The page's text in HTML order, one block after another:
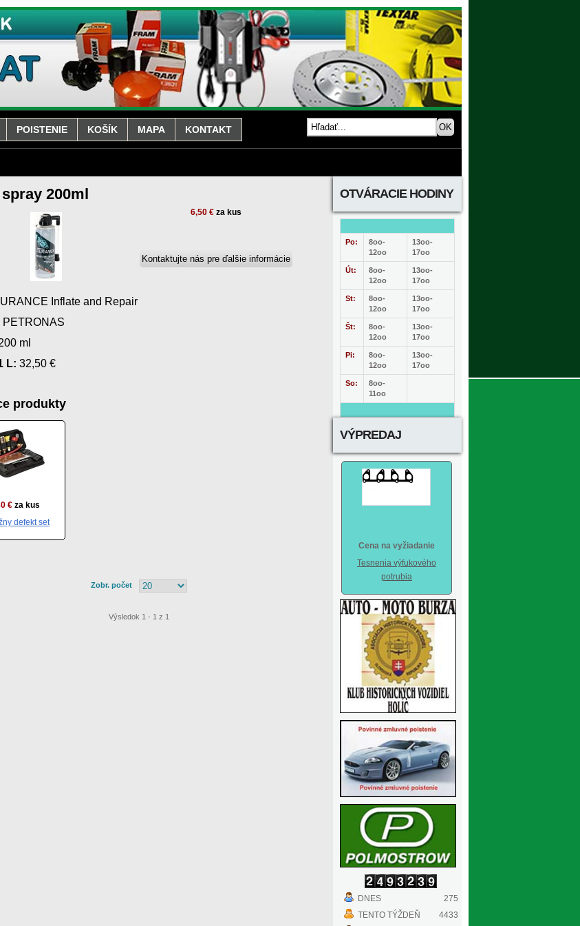
POISTENIE KOŠÍK MAPA KONTAKT
200ml
6,50 € za kus
Inflate and Repair
PETRONAS
ml
L: 32,50 €
produkty
€ za kus
defekt set
Zobr. počet
Výsledok 1 - 1 z 1
OTVÁRACIE HODINY
Po:
8oo-
12oo
13oo-
17oo
Út:
8oo-
12oo
13oo-
17oo
St:
8oo-
12oo
13oo-
17oo
Št:
8oo-
12oo
13oo-
17oo
Pi:
8oo-
12oo
13oo-
17oo
So:
8oo-
11oo
VÝPREDAJ
Cena na vyžiadanie
Tesnenia výfukového
potrubia
DNES
TENTO TÝŽDEŇ
275
4433